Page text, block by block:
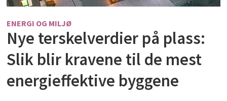
ENERGI OG MILJØ
Nye terskelverdier på plass:
Slik blir kravene til de mest
energieffektive byggene